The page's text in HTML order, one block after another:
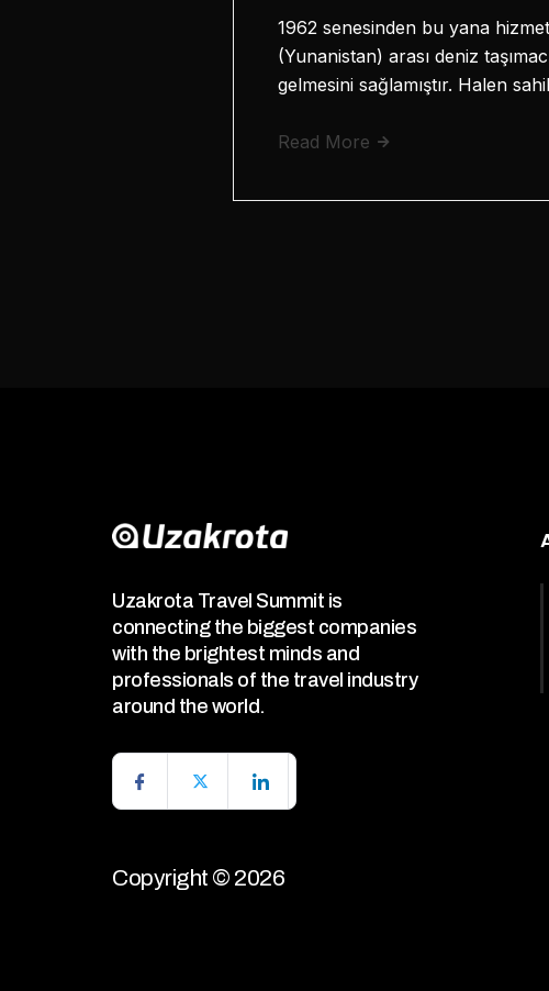
1962 senesinden bu yana
(Yunanistan) arası deniz
gelmesini sağlamıştır. Halen
Read More
Uzakrota Travel Summit is
connecting the biggest companies
with the brightest minds and
professionals of the travel industry
around the world.
Copyright © 2026